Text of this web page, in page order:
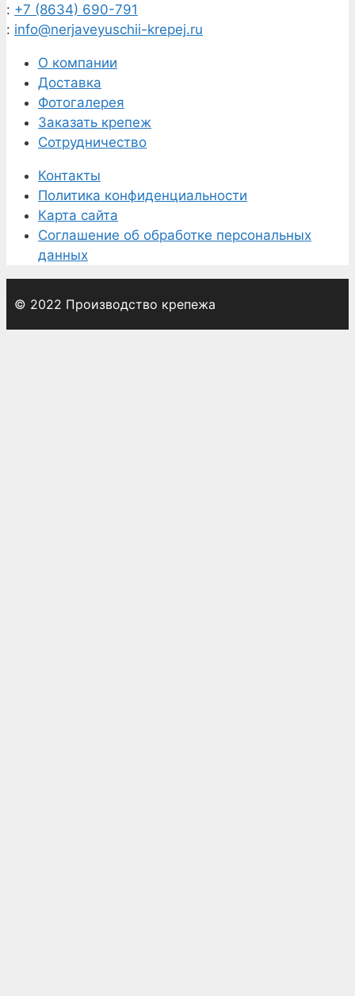
: +7 (8634) 690-791
: info@nerjaveyuschii-krepej.ru
О компании
Доставка
Фотогалерея
Заказать крепеж
Сотрудничество
Контакты
Политика конфиденциальности
Карта сайта
Соглашение об обработке персональных
данных
© 2022 Производство крепежа